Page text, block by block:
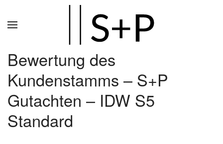
Bewertung des
Kundenstamms – S+P
Gutachten – IDW S5
Standard